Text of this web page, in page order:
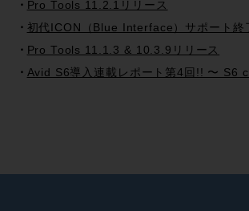
Pro Tools 11.2.1リリース
初代ICON（Blue Interface）サポート終
Pro Tools 11.1.3 & 10.3.9リリース
Avid S6導入連載レポート第4回!! 〜 S6